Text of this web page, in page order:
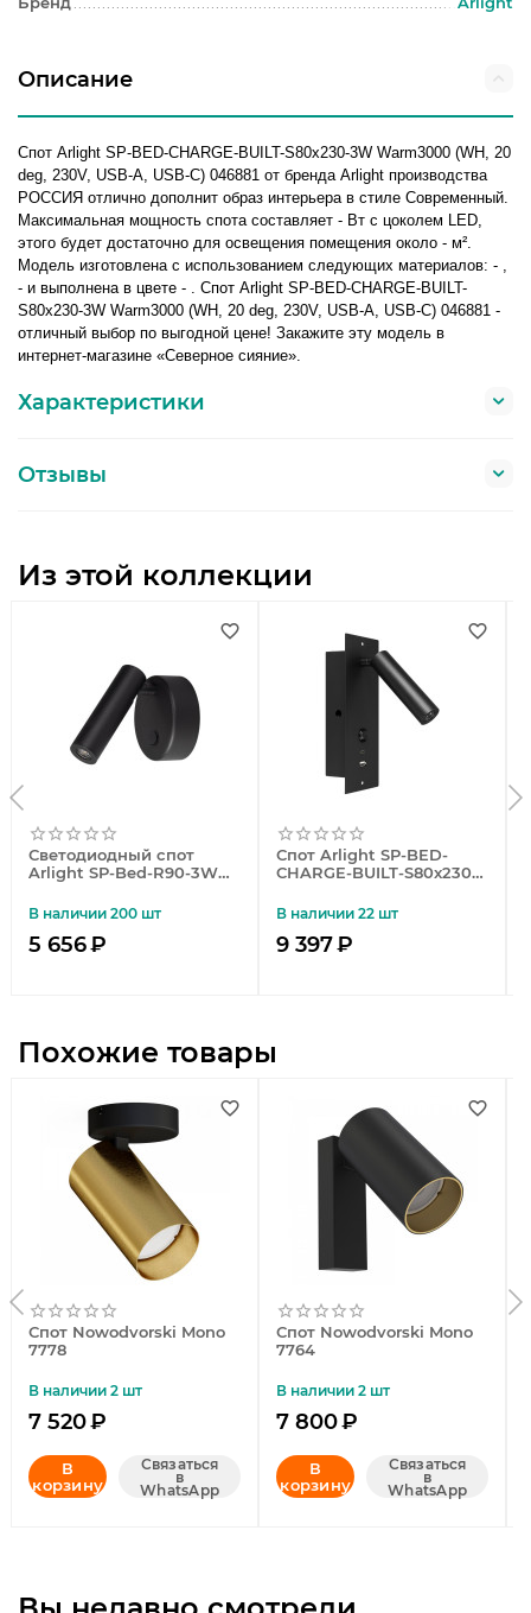
Описание
Спот Arlight SP-BED-CHARGE-BUILT-S80x230-3W Warm3000 (WH, 20
deg, 230V, USB-A, USB-C) 046881 от бренда Arlight производства
РОССИЯ отлично дополнит образ интерьера в стиле Современный.
Максимальная мощность спота составляет - Вт с цоколем LED,
этого будет достаточно для освещения помещения около - м².
Модель изготовлена с использованием следующих материалов: - ,
- и выполнена в цвете - . Спот Arlight SP-BED-CHARGE-BUILT-
S80x230-3W Warm3000 (WH, 20 deg, 230V, USB-A, USB-C) 046881 -
отличный выбор по выгодной цене! Закажите эту модель в
интернет-магазине «Северное сияние».
Характеристики
Отзывы
Из этой коллекции
Светодиодный спот
Arlight SP-Bed-R90-3W
В наличии 200 шт
5 656₽
Спот Arlight SP-BED-
CHARGE-BUILT-S80x230-
deg, 230V, USB-A, USB-C)
В наличии 22 шт
9 397₽
Похожие товары
Спот Nowodvorski Mono
7778
В наличии 2 шт
7 520₽
В
корзину
Связаться
в
WhatsApp
Спот Nowodvorski Mono
7764
В наличии 2 шт
7 800₽
В
корзину
Связаться
в
WhatsApp